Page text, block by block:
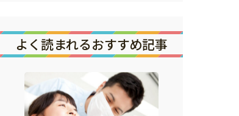
よく読まれるおすすめ記事